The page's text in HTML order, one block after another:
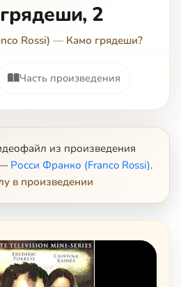
2
Rossi) — Камо грядеши?
Часть произведения
из произведения
Росси Франко (Franco Rossi).
в произведении